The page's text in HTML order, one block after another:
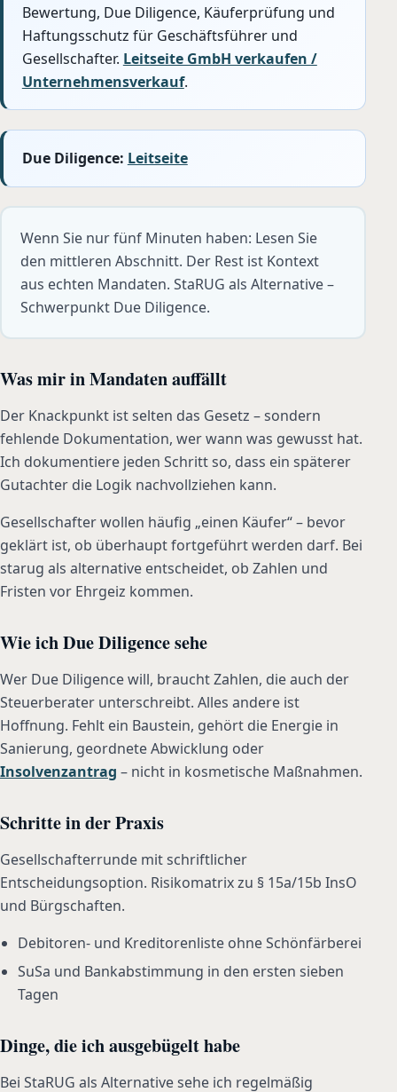
Bewertung, Due Diligence, Käuferprüfung und
Haftungsschutz für Geschäftsführer und
Gesellschafter. Leitseite GmbH verkaufen /
Unternehmensverkauf.
Due Diligence: Leitseite
Wenn Sie nur fünf Minuten haben: Lesen Sie
den mittleren Abschnitt. Der Rest ist Kontext
aus echten Mandaten. StaRUG als Alternative –
Schwerpunkt Due Diligence.
Was mir in Mandaten auffällt
Der Knackpunkt ist selten das Gesetz – sondern
fehlende Dokumentation, wer wann was gewusst hat.
Ich dokumentiere jeden Schritt so, dass ein späterer
Gutachter die Logik nachvollziehen kann.
Gesellschafter wollen häufig „einen Käufer“ – bevor
geklärt ist, ob überhaupt fortgeführt werden darf. Bei
starug als alternative entscheidet, ob Zahlen und
Fristen vor Ehrgeiz kommen.
Wie ich Due Diligence sehe
Wer Due Diligence will, braucht Zahlen, die auch der
Steuerberater unterschreibt. Alles andere ist
Hoffnung. Fehlt ein Baustein, gehört die Energie in
Sanierung, geordnete Abwicklung oder
Insolvenzantrag – nicht in kosmetische Maßnahmen.
Schritte in der Praxis
Gesellschafterrunde mit schriftlicher
Entscheidungsoption. Risikomatrix zu § 15a/15b InsO
und Bürgschaften.
Debitoren- und Kreditorenliste ohne Schönfärberei
SuSa und Bankabstimmung in den ersten sieben
Tagen
Dinge, die ich ausgebügelt habe
Bei StaRUG als Alternative sehe ich regelmäßig